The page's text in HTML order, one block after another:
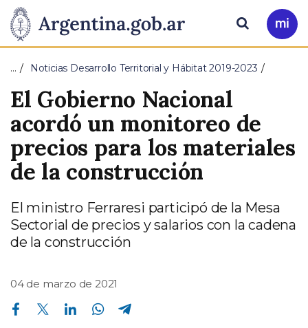
Presidencia
de
la
Nación
Pasar al contenido principal
Ir
a
Buscar
… Noticias Desarrollo Territorial y Hábitat 2019-2023
El Gobierno Nacional
acordó un monitoreo de
precios para los materiales
de la construcción
El ministro Ferraresi participó de la Mesa
Sectorial de precios y salarios con la cadena
de la construcción
04 de marzo de 2021
Compartir en Facebook Compartir en Twitter Compartir en Linkedin Compartir en Whatsapp